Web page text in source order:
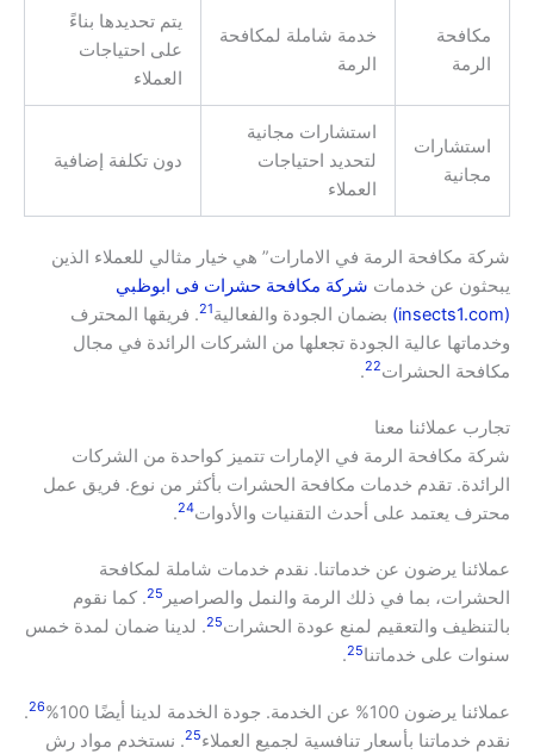
مكافحة
الرمة
خدمة شاملة لمكافحة
الرمة
يتم تحديدها بناءً
على احتياجات
العملاء
استشارات
مجانية
استشارات مجانية
لتحديد احتياجات
العملاء
دون تكلفة إضافية
شركة مكافحة الرمة في الامارات” هي خيار مثالي للعملاء الذين
يبحثون عن خدمات شركة مكافحة حشرات فى ابوظبي
(insects1.com)
بضمان الجودة والفعالية21. فريقها المحترف
وخدماتها عالية الجودة تجعلها من الشركات الرائدة في مجال
مكافحة الحشرات22
.
تجارب عملائنا معنا
شركة مكافحة الرمة في الإمارات تتميز كواحدة من الشركات
الرائدة. تقدم خدمات مكافحة الحشرات بأكثر من نوع. فريق عمل
محترف يعتمد على أحدث التقنيات والأدوات24
.
عملائنا يرضون عن خدماتنا. نقدم خدمات شاملة لمكافحة
الحشرات، بما في ذلك الرمة والنمل والصراصير 25. كما نقوم
بالتنظيف والتعقيم لمنع عودة الحشرات25. لدينا ضمان لمدة خمس
سنوات على خدماتنا25
.
عملائنا يرضون 100% عن الخدمة. جودة الخدمة لدينا أيضًا 100% 26
.
نقدم خدماتنا بأسعار تنافسية لجميع العملاء25. نستخدم مواد رش